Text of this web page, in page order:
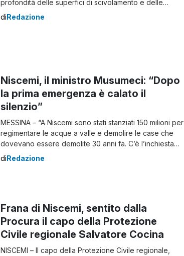
profondità delle superfici di scivolamento e delle
caratteristiche geologiche dei terreni coinvolti, non è
diRedazione
Niscemi, il ministro Musumeci: “Dopo
la prima emergenza è calato il
silenzio”
MESSINA – “A Niscemi sono stati stanziati 150 milioni per
regimentare le acque a valle e demolire le case che
dovevano essere demolite 30 anni fa. C’è l’inchiesta
della magistratura che fa il suo corso per capire chi
diRedazione
Frana di Niscemi, sentito dalla
Procura il capo della Protezione
Civile regionale Salvatore Cocina
NISCEMI – Il capo della Protezione Civile regionale,